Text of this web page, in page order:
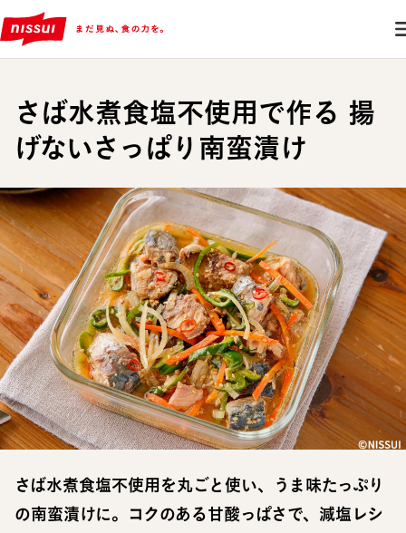
さば水煮食塩不使用で作る 揚
げないさっぱり南蛮漬け
さば水煮食塩不使用を丸ごと使い、うま味たっぷり
の南蛮漬けに。コクのある甘酸っぱさで、減塩レシ